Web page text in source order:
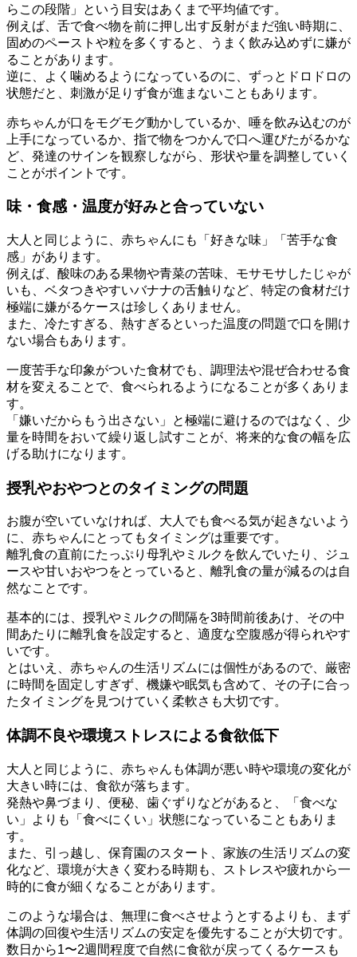
らこの段階」という目安はあくまで平均値です。
例えば、舌で食べ物を前に押し出す反射がまだ強い時期に、
固めのペーストや粒を多くすると、うまく飲み込めずに嫌が
ることがあります。
逆に、よく噛めるようになっているのに、ずっとドロドロの
状態だと、刺激が足りず食が進まないこともあります。
赤ちゃんが口をモグモグ動かしているか、唾を飲み込むのが
上手になっているか、指で物をつかんで口へ運びたがるかな
ど、発達のサインを観察しながら、形状や量を調整していく
ことがポイントです。
味・食感・温度が好みと合っていない
大人と同じように、赤ちゃんにも「好きな味」「苦手な食
感」があります。
例えば、酸味のある果物や青菜の苦味、モサモサしたじゃが
いも、ベタつきやすいバナナの舌触りなど、特定の食材だけ
極端に嫌がるケースは珍しくありません。
また、冷たすぎる、熱すぎるといった温度の問題で口を開け
ない場合もあります。
一度苦手な印象がついた食材でも、調理法や混ぜ合わせる食
材を変えることで、食べられるようになることが多くありま
す。
「嫌いだからもう出さない」と極端に避けるのではなく、少
量を時間をおいて繰り返し試すことが、将来的な食の幅を広
げる助けになります。
授乳やおやつとのタイミングの問題
お腹が空いていなければ、大人でも食べる気が起きないよう
に、赤ちゃんにとってもタイミングは重要です。
離乳食の直前にたっぷり母乳やミルクを飲んでいたり、ジュ
ースや甘いおやつをとっていると、離乳食の量が減るのは自
然なことです。
基本的には、授乳やミルクの間隔を3時間前後あけ、その中
間あたりに離乳食を設定すると、適度な空腹感が得られやす
いです。
とはいえ、赤ちゃんの生活リズムには個性があるので、厳密
に時間を固定しすぎず、機嫌や眠気も含めて、その子に合っ
たタイミングを見つけていく柔軟さも大切です。
体調不良や環境ストレスによる食欲低下
大人と同じように、赤ちゃんも体調が悪い時や環境の変化が
大きい時には、食欲が落ちます。
発熱や鼻づまり、便秘、歯ぐずりなどがあると、「食べな
い」よりも「食べにくい」状態になっていることもありま
す。
また、引っ越し、保育園のスタート、家族の生活リズムの変
化など、環境が大きく変わる時期も、ストレスや疲れから一
時的に食が細くなることがあります。
このような場合は、無理に食べさせようとするよりも、まず
体調の回復や生活リズムの安定を優先することが大切です。
数日から1〜2週間程度で自然に食欲が戻ってくるケースも